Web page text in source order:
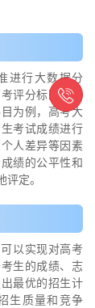
进行大数据分
评分标准、科
为例，高考大
考试成绩进行
人差异等因素
绩的公平性和
定。
以实现对高考
生的成绩、志
最优的招生计
生质量和竞争
